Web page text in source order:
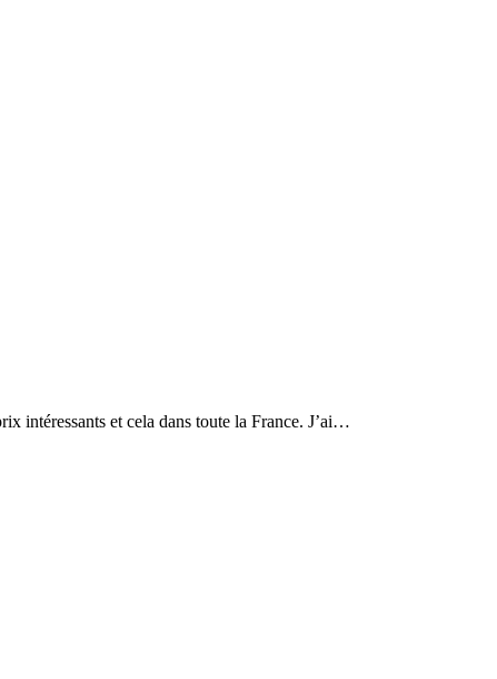
intéressants et cela dans toute la France. J’ai…